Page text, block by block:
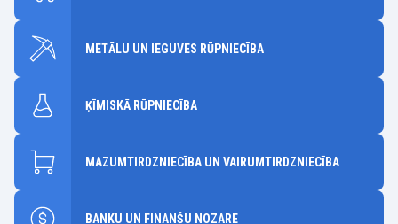
METĀLU UN IEGUVES RŪPNIECĪBA
ĶĪMISKĀ RŪPNIECĪBA
MAZUMTIRDZNIECĪBA UN VAIRUMTIRDZNIECĪBA
BANKU UN FINANŠU NOZARE